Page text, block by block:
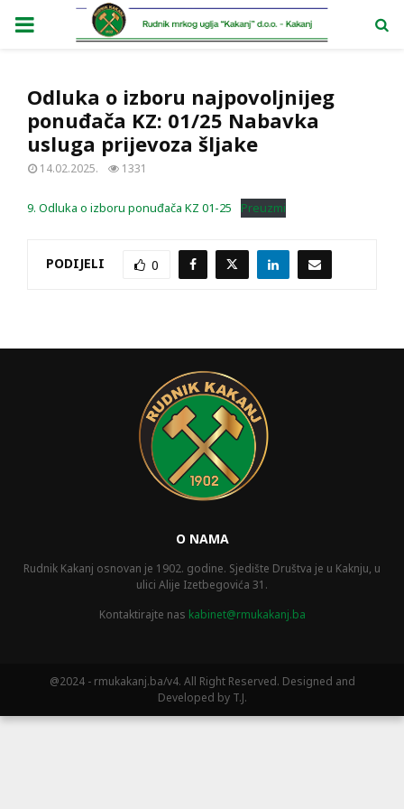
PRIMARY
Odluka o izboru najpovoljnijeg
ponuđača KZ: 01/25 Nabavka
usluga prijevoza šljake
14.02.2025. 1331
9. Odluka o izboru ponuđača KZ 01-25 Preuzmi
PODIJELI 0
O NAMA
Rudnik Kakanj osnovan je 1902. godine. Sjedište Društva je u Kaknju, u
ulici Alije Izetbegovića 31.
Kontaktirajte nas kabinet@rmukakanj.ba
@2024 - rmukakanj.ba/v4. All Right Reserved. Designed and
Developed by T.J.